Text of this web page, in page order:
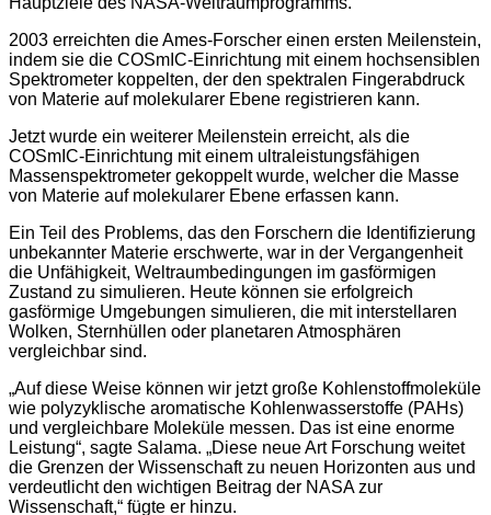
2003 erreichten die Ames-Forscher einen ersten Meilenstein,
indem sie die COSmIC-Einrichtung mit einem hochsensiblen
Spektrometer koppelten, der den spektralen Fingerabdruck
von Materie auf molekularer Ebene registrieren kann.
Jetzt wurde ein weiterer Meilenstein erreicht, als die
COSmIC-Einrichtung mit einem ultraleistungsfähigen
Massenspektrometer gekoppelt wurde, welcher die Masse
von Materie auf molekularer Ebene erfassen kann.
Ein Teil des Problems, das den Forschern die Identifizierung
unbekannter Materie erschwerte, war in der Vergangenheit
die Unfähigkeit, Weltraumbedingungen im gasförmigen
Zustand zu simulieren. Heute können sie erfolgreich
gasförmige Umgebungen simulieren, die mit interstellaren
Wolken, Sternhüllen oder planetaren Atmosphären
vergleichbar sind.
„Auf diese Weise können wir jetzt große Kohlenstoffmoleküle
wie polyzyklische aromatische Kohlenwasserstoffe (PAHs)
und vergleichbare Moleküle messen. Das ist eine enorme
Leistung“, sagte Salama. „Diese neue Art Forschung weitet
die Grenzen der Wissenschaft zu neuen Horizonten aus und
verdeutlicht den wichtigen Beitrag der NASA zur
Wissenschaft,“ fügte er hinzu.